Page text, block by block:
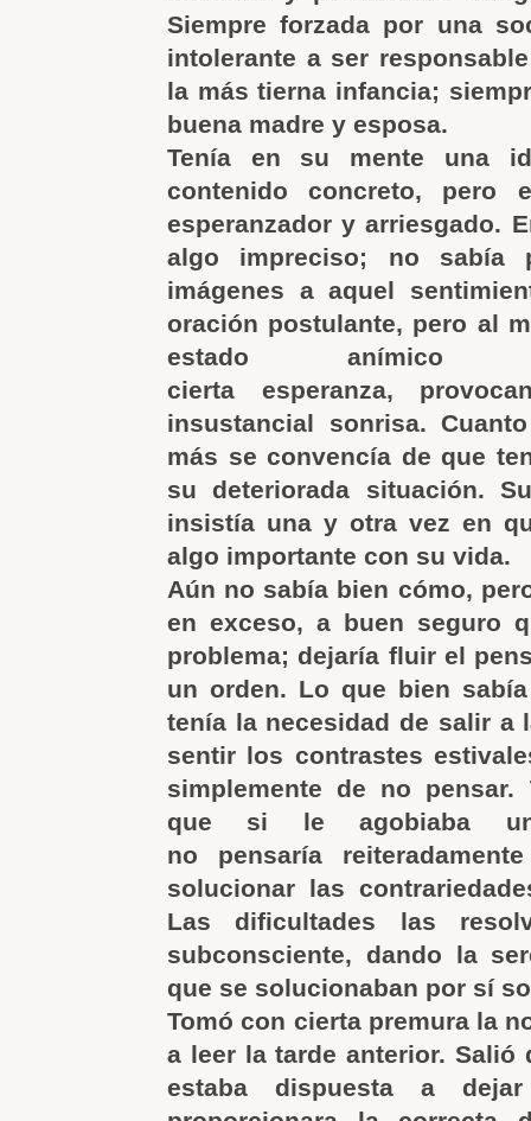
Siempre forzada por una
intolerante a ser
la más tierna infancia;
buena madre y esposa.
Tenía en su mente una
contenido concreto, pero
esperanzador y arriesgado.
algo impreciso; no sabía
imágenes a aquel
oración postulante, pero al
estado anímico
cierta esperanza,
insustancial sonrisa.
más se convencía de que
su deteriorada situación.
insistía una y otra vez en
algo importante con su vida.
Aún no sabía bien cómo,
en exceso, a buen seguro
problema; dejaría fluir el
un orden. Lo que bien
tenía la necesidad de salir a
sentir los contrastes
simplemente de no
que si le agobiaba
no pensaría
solucionar las
Las dificultades las
subconsciente, dando la
que se solucionaban por sí
Tomó con cierta premura la
a leer la tarde anterior. Salió
estaba dispuesta a